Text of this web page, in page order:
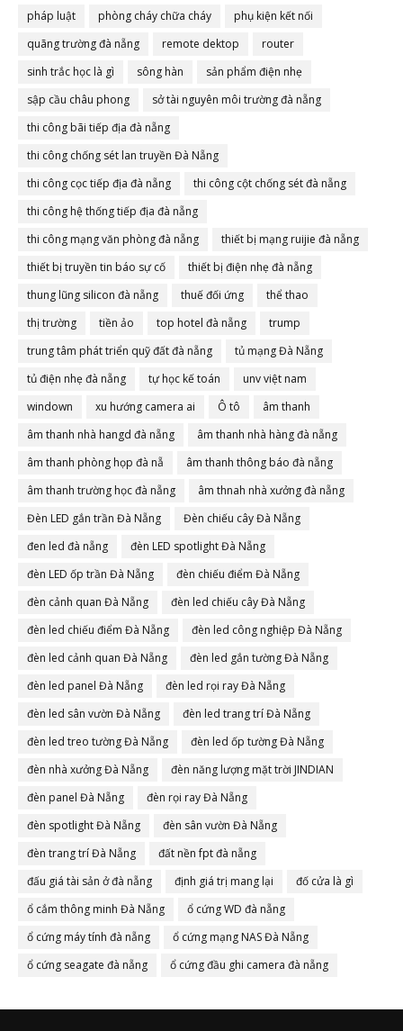
pháp luật
phòng cháy chữa cháy
phụ kiện kết nối
quãng trường đà nẵng
remote dektop
router
sinh trắc học là gì
sông hàn
sản phẩm điện nhẹ
sập cầu châu phong
sở tài nguyên môi trường đà nẵng
thi công bãi tiếp địa đà nẵng
thi công chống sét lan truyền Đà Nẵng
thi công cọc tiếp địa đà nẵng
thi công cột chống sét đà nẵng
thi công hệ thống tiếp địa đà nẵng
thi công mạng văn phòng đà nẵng
thiết bị mạng ruijie đà nẵng
thiết bị truyền tin báo sự cố
thiết bị điện nhẹ đà nẵng
thung lũng silicon đà nẵng
thuế đối ứng
thể thao
thị trường
tiền ảo top hotel đà nẵng
trump
trung tâm phát triển quỹ đất đà nẵng
tủ mạng Đà Nẵng
tủ điện nhẹ đà nẵng
tự học kế toán
unv việt nam
windown
xu hướng camera ai Ô tô
âm thanh
âm thanh nhà hangd đà nẵng
âm thanh nhà hàng đà nẵng
âm thanh phòng họp đà nẵ
âm thanh thông báo đà nẵng
âm thanh trường học đà nẵng
âm thnah nhà xưởng đà nẵng
Đèn LED gắn trần Đà Nẵng
Đèn chiếu cây Đà Nẵng
đen led đà nẵng
đèn LED spotlight Đà Nẵng
đèn LED ốp trần Đà Nẵng
đèn chiếu điểm Đà Nẵng
đèn cảnh quan Đà Nẵng
đèn led chiếu cây Đà Nẵng
đèn led chiếu điểm Đà Nẵng
đèn led công nghiệp Đà Nẵng
đèn led cảnh quan Đà Nẵng
đèn led gắn tường Đà Nẵng
đèn led panel Đà Nẵng
đèn led rọi ray Đà Nẵng
đèn led sân vườn Đà Nẵng
đèn led trang trí Đà Nẵng
đèn led treo tường Đà Nẵng
đèn led ốp tường Đà Nẵng
đèn nhà xưởng Đà Nẵng
đèn năng lượng mặt trời JINDIAN
đèn panel Đà Nẵng
đèn rọi ray Đà Nẵng
đèn spotlight Đà Nẵng
đèn sân vườn Đà Nẵng
đèn trang trí Đà Nẵng
đất nền fpt đà nẵng
đấu giá tài sản ở đà nẵng
định giá trị mang lại
đố cửa là gì
ổ cắm thông minh Đà Nẵng
ổ cứng WD đà nẵng
ổ cứng máy tính đà nẵng
ổ cứng mạng NAS Đà Nẵng
ổ cứng seagate đà nẵng
ổ cứng đầu ghi camera đà nẵng